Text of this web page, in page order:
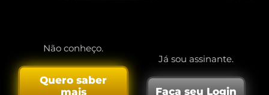
Não conheço.
Quero saber
mais
Já sou assinante.
Faça seu Login